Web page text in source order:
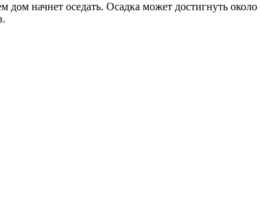
начнет оседать. Осадка может достигнуть